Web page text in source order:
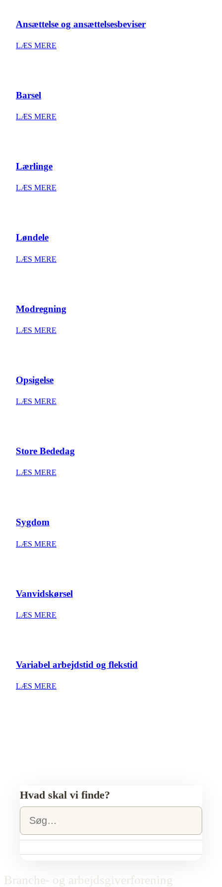
Ansættelse og ansættelsesbeviser
LÆS MERE
Barsel
LÆS MERE
Lærlinge
LÆS MERE
Løndele
LÆS MERE
Modregning
LÆS MERE
Opsigelse
LÆS MERE
Store Bededag
LÆS MERE
Sygdom
LÆS MERE
Vanvidskørsel
LÆS MERE
Variabel arbejdstid og flekstid
LÆS MERE
Hvad skal vi finde?
Branche- og arbejdsgiverforening